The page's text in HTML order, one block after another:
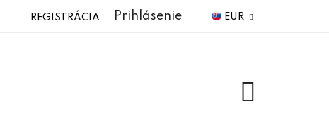
EUR
Prihlásenie
REGISTRÁCIA